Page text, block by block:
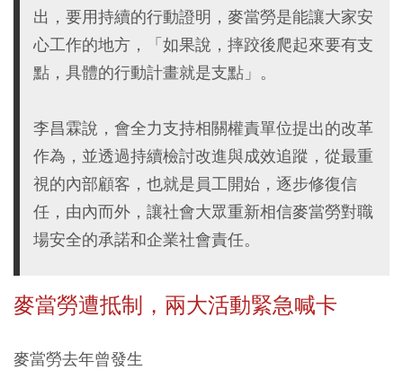
出，要用持續的行動證明，麥當勞是能讓大家安
心工作的地方，「如果說，摔跤後爬起來要有支
點，具體的行動計畫就是支點」。
李昌霖說，會全力支持相關權責單位提出的改革
作為，並透過持續檢討改進與成效追蹤，從最重
視的內部顧客，也就是員工開始，逐步修復信
任，由內而外，讓社會大眾重新相信麥當勞對職
場安全的承諾和企業社會責任。
麥當勞遭抵制，兩大活動緊急喊卡
麥當勞去年曾發生